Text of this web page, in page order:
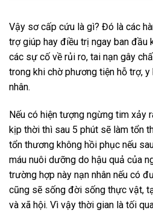
Vậy sơ cấp cứu là gì? Đó là các
trợ giúp hay điều trị ngay ban đầu
các sự cố về rủi ro, tai nạn gây
trong khi chờ phương tiện hỗ trợ,
nhân.
Nếu có hiện tượng ngừng tim xảy
kịp thời thì sau 5 phút sẽ làm tổn
tổn thương không hồi phục nếu
máu nuôi dưỡng do hậu quả của
trường hợp này nạn nhân nếu có
cũng sẽ sống đời sống thực vật,
và xã hội. Vì vậy thời gian là tối